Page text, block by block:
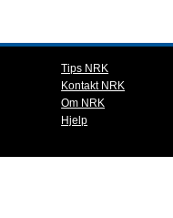
Tips NRK
Kontakt NRK
Om NRK
Hjelp